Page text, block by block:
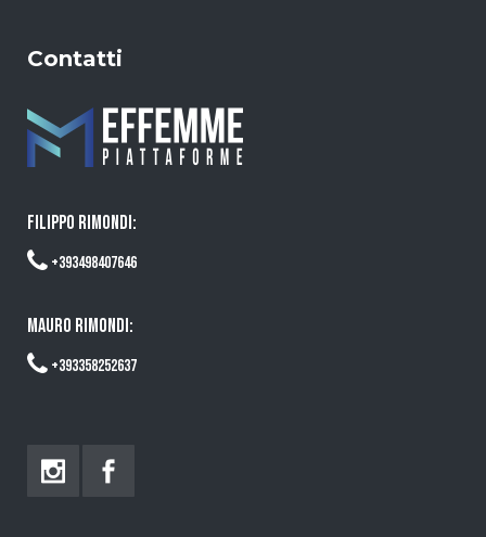
Contatti
FILIPPO RIMONDI:
+393498407646
MAURO RIMONDI:
+393358252637